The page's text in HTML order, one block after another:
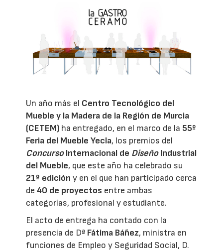
Un año más el Centro Tecnológico del
Mueble y la Madera de la Región de Murcia
(CETEM) ha entregado, en el marco de la 55º
Feria del Mueble Yecla, los premios del
ConcursoInternacional de DiseñoIndustrial
del Mueble, que este año ha celebrado su
21º edicióny en el que han participado cerca
de40 de proyectos entre ambas
categorías, profesional y estudiante.
El acto de entrega ha contado con la
presencia de Dª Fátima Báñez, ministra en
funciones de Empleo y Seguridad Social, D.